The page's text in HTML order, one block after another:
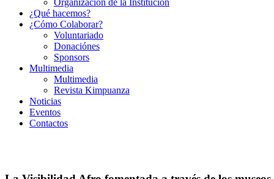
Organización de la Institución
¿Qué hacemos?
¿Cómo Colaborar?
Voluntariado
Donaciónes
Sponsors
Multimedia
Multimedia
Revista Kimpuanza
Noticias
Eventos
Contactos